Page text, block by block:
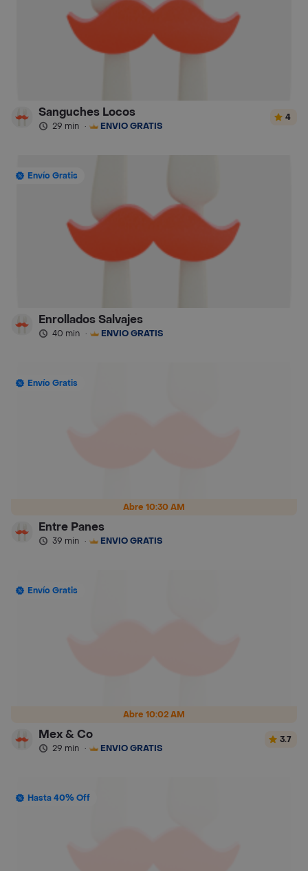
Sanguches Locos
29 min · ENVÍO GRATIS
4
Envío Gratis
Enrollados Salvajes
40 min · ENVÍO GRATIS
Abre 10:30 AM
Envío Gratis
Entre Panes
39 min · ENVÍO GRATIS
Abre 10:02 AM
Envío Gratis
Mex & Co
29 min · ENVÍO GRATIS
3.7
Hasta 40% Off